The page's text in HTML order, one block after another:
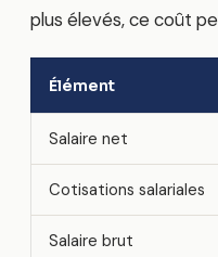
plus élevés, ce coût
Élément
Salaire net
Cotisations salariales
Salaire brut